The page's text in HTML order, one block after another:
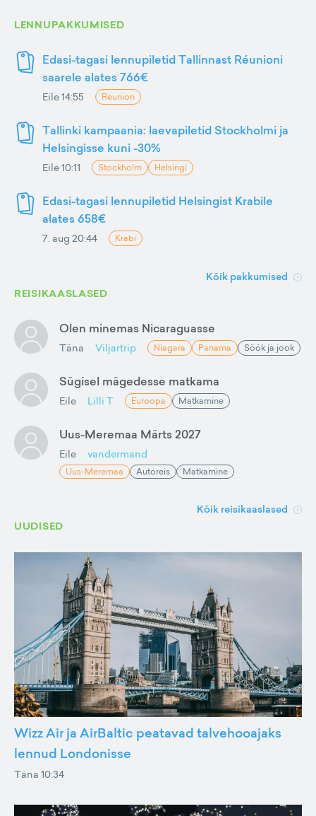
LENNUPAKKUMISED
Edasi-tagasi lennupiletid Tallinnast Réunioni
saarele alates 766€
Eile 14:55 Reunion
Tallinki kampaania: laevapiletid Stockholmi ja
Helsingisse kuni -30%
Eile 10:11 Stockholm Helsingi
Edasi-tagasi lennupiletid Helsingist Krabile
alates 658€
7. aug 20:44 Krabi
Kõik pakkumised
REISIKAASLASED
Olen minemas Nicaraguasse
Täna Viljartrip Niagara Panama Söök ja jook
Sügisel mägedesse matkama
Eile Lilli T Euroopa Matkamine
Uus-Meremaa Märts 2027
Eile vandermand
Uus-Meremaa Autoreis Matkamine
Kõik reisikaaslased
UUDISED
Wizz Air ja AirBaltic peatavad talvehooajaks
lennud Londonisse
Täna 10:34